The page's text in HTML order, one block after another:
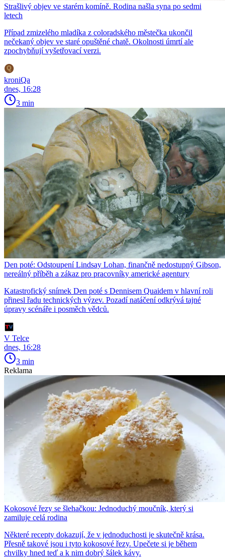
Strašlivý objev ve starém komíně. Rodina našla syna po sedmi
letech
Případ zmizelého mladíka z coloradského městečka ukončil
nečekaný objev ve staré opuštěné chatě. Okolnosti úmrtí ale
zpochybňují vyšetřovací verzi.
kroniQa
dnes, 16:28
3 min
Den poté: Odstoupení Lindsay Lohan, finančně nedostupný Gibson,
nereálný příběh a zákaz pro pracovníky americké agentury
Katastrofický snímek Den poté s Dennisem Quaidem v hlavní roli
přinesl řadu technických výzev. Pozadí natáčení odkrývá tajné
úpravy scénáře i posměch vědců.
V Telce
dnes, 16:28
3 min
Reklama
Kokosové řezy se šlehačkou: Jednoduchý moučník, který si
zamiluje celá rodina
Některé recepty dokazují, že v jednoduchosti je skutečně krása.
Přesně takové jsou i tyto kokosové řezy. Upečete si je během
chvilky hned teď a k nim dobrý šálek kávy.